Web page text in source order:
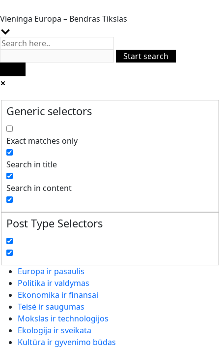
Vieninga Europa – Bendras Tikslas
Generic selectors
Exact matches only
Search in title
Search in content
Post Type Selectors
Europa ir pasaulis
Politika ir valdymas
Ekonomika ir finansai
Teisė ir saugumas
Mokslas ir technologijos
Ekologija ir sveikata
Kultūra ir gyvenimo būdas